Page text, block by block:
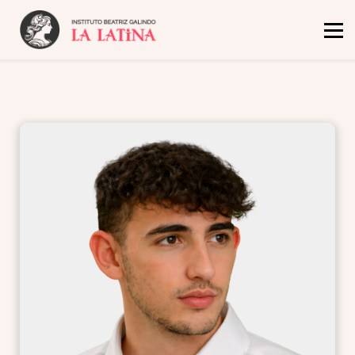
Inicio
Admisión y Becas